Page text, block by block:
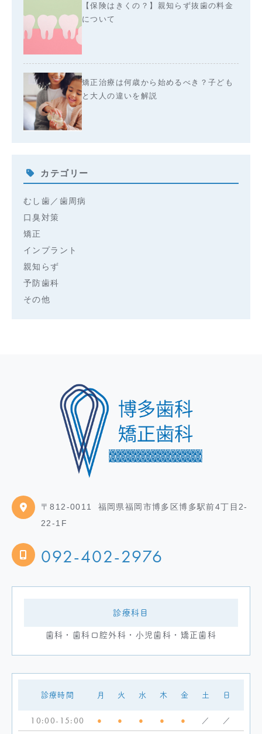
【保険はきくの？】親知らず抜歯の料金
について
矯正治療は何歳から始めるべき？子ども
と大人の違いを解説
カテゴリー
むし歯／歯周病
口臭対策
矯正
インプラント
親知らず
予防歯科
その他
〒812-0011
福岡県福岡市博多区博多駅前4丁目2-
22-1F
092-402-2976
診療科目
歯科・歯科口腔外科・小児歯科・矯正歯科
診療時間 月 火 水 木 金 土 日
10:00-15:00 ● ● ● ● ● ／ ／